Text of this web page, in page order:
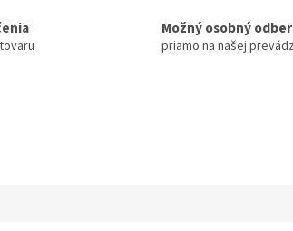
Možný osobný odber
priamo na našej